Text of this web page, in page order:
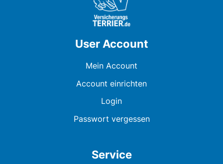
User Account
Mein Account
Account einrichten
Login
Passwort vergessen
Service